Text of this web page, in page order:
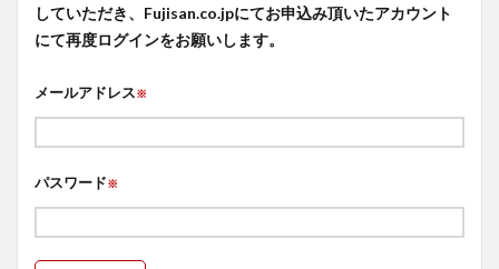
していただき、Fujisan.co.jpにてお申込み頂いたアカウント
にて再度ログインをお願いします。
メールアドレス※
パスワード※